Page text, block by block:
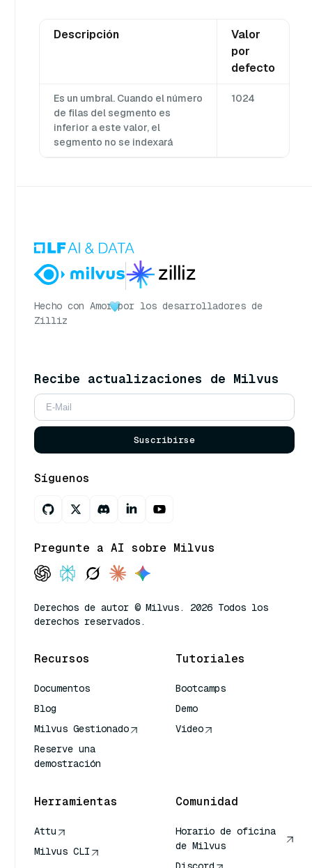
Descripción
Valor
por
defecto
Es un umbral. Cuando el número
de filas del segmento es
inferior a este valor, el
segmento no se indexará
1024
Hecho con Amor por los desarrolladores de
Zilliz
Recibe actualizaciones de Milvus
Suscribirse
Síguenos
Pregunte a AI sobre Milvus
Derechos de autor © Milvus. 2026 Todos los
derechos reservados.
Recursos
Documentos
Blog
Milvus Gestionado
Reserve una
demostración
Tutoriales
Bootcamps
Demo
Video
Herramientas
Attu
Milvus CLI
Comunidad
Horario de oficina
de Milvus